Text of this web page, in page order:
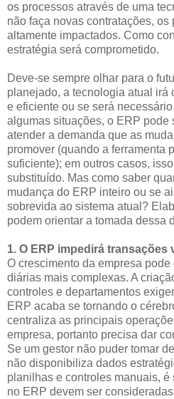
os processos através de uma
não faça novas contratações, os
altamente impactados. Como
estratégia será comprometido.
Deve-se sempre olhar para o
planejado, a tecnologia atual irá
e eficiente ou se será
algumas situações, o ERP pode
atender a demanda que as
promover (quando a ferramenta
suficiente); em outros casos,
substituído. Mas como saber
mudança do ERP inteiro ou se
sobrevida ao sistema atual?
podem orientar a tomada dessa
1. O ERP impedirá transações
O crescimento da empresa
diárias mais complexas. A
controles e departamentos
ERP acaba se tornando o
centraliza as principais
empresa, portanto precisa dar
Se um gestor não puder tomar
não disponibiliza dados
planilhas e controles manuais,
no ERP devem ser